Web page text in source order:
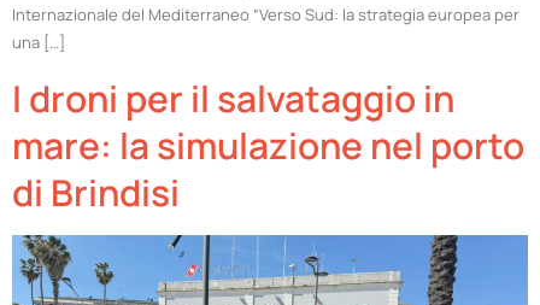
Internazionale del Mediterraneo “Verso Sud: la strategia europea per
una […]
I droni per il salvataggio in
mare: la simulazione nel porto
di Brindisi